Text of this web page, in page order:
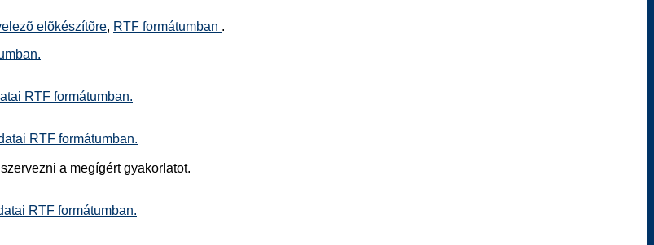
elõkészítõre, RTF formátumban .
RTF formátumban.
RTF formátumban.
a megígért gyakorlatot.
RTF formátumban.